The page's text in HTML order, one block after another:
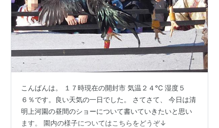
こんばんは。 １７時現在の開封市 気温２４℃ 湿度５
６％です。良い天気の一日でした。 さてさて、 今日は清
明上河園の昼間のショーについて書いていきたいと思い
ます。 園内の様子についてはこちらをどうぞ↓